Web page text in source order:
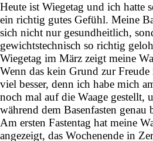
Heute ist Wiegetag und ich hatte
ein richtig gutes Gefühl. Meine
sich nicht nur gesundheitlich,
gewichtstechnisch so richtig
Wiegetag im März zeigt meine
Wenn das kein Grund zur Freude
viel besser, denn ich habe mich
noch mal auf die Waage gestellt,
während dem Basenfasten genau
Am ersten Fastentag hat meine
angezeigt, das Wochenende in